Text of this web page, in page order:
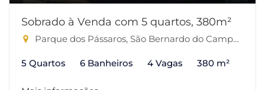
Sobrado à Venda com 5 quartos, 380m²
Parque dos Pássaros, São Bernardo do Campo-SP
5 Quartos 6 Banheiros 4 Vagas 380 m²